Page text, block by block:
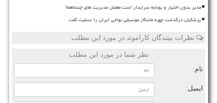
مدیر بدون اختیار و بودجه سرایدار است معضل مدیریت های چندماهه!
پزشکیان درگذشت چهره ماندگار موسیقی نواحی ایران را تسلیت گفت
نظرات بینندگان کاراموند در مورد این مطلب
نظر شما در مورد این مطلب
نام:
ایمیل: